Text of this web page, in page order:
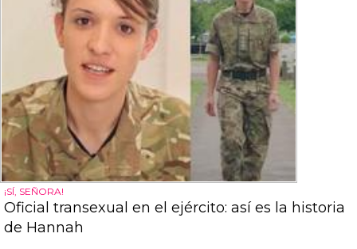
¡SÍ, SEÑORA!
Oficial transexual en el ejército: así es la historia
de Hannah